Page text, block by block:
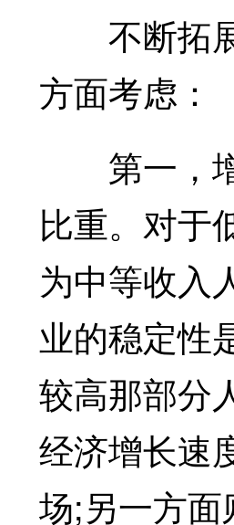
不断拓展
方面考虑：
第一，增
比重。对于
为中等收入
业的稳定性
较高那部分
经济增长速
场;另一方